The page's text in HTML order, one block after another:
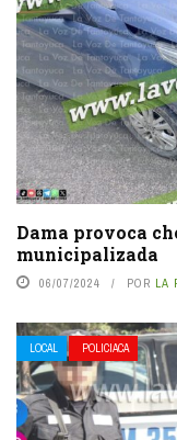
Dama provoca
municipalizada
06/07/2024 POR LA
LOCAL POLICIACA